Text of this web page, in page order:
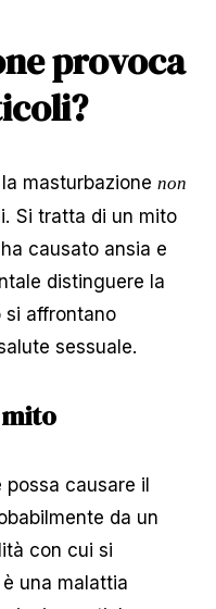
provoca
masturbazione non
Si tratta di un mito
causato ansia e
distinguere la
si affrontano
sessuale.
possa causare il
da un
con cui si
una malattia